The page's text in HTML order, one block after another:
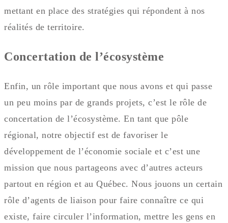
mettant en place des stratégies qui répondent à nos
réalités de territoire.
Concertation de l’écosystème
Enfin, un rôle important que nous avons et qui passe
un peu moins par de grands projets, c’est le rôle de
concertation de l’écosystème. En tant que pôle
régional, notre objectif est de favoriser le
développement de l’économie sociale et c’est une
mission que nous partageons avec d’autres acteurs
partout en région et au Québec. Nous jouons un certain
rôle d’agents de liaison pour faire connaître ce qui
existe, faire circuler l’information, mettre les gens en